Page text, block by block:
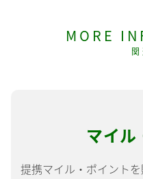
マイル
提携マイル・ポイント